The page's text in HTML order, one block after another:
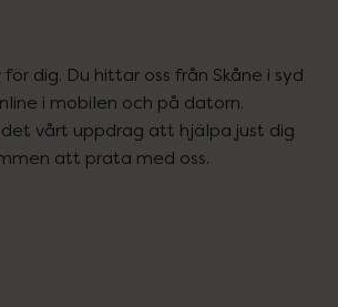
dig. Du hittar oss från Skåne i syd
i mobilen och på datorn.
vårt uppdrag att hjälpa just dig
att prata med oss.